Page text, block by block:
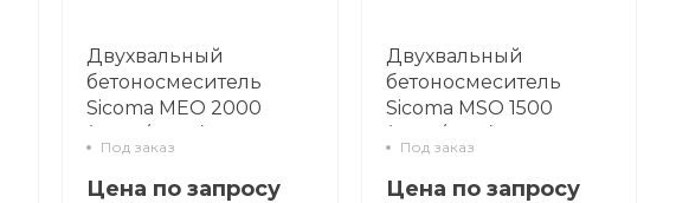
Двухвальный
бетоносмеситель
Sicoma MEO 2000
(3000/2000)
Под заказ
Цена по запросу
Двухвальный
бетоносмеситель
Sicoma MSO 1500
(2250/1500)
Под заказ
Цена по запросу